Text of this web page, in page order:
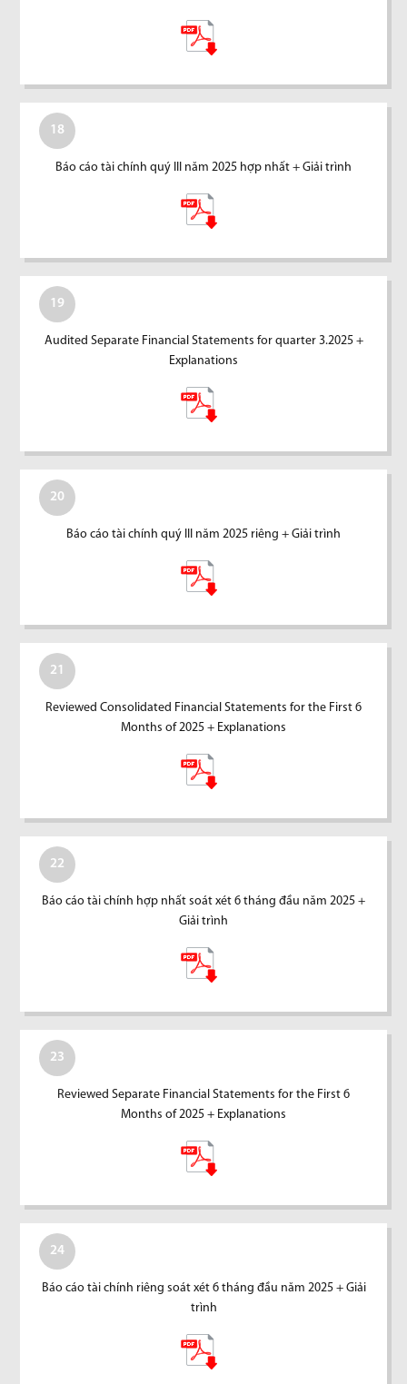
18
Báo cáo tài chính quý III năm 2025 hợp nhất + Giải trình
19
Audited Separate Financial Statements for quarter 3.2025 +
Explanations
20
Báo cáo tài chính quý III năm 2025 riêng + Giải trình
21
Reviewed Consolidated Financial Statements for the First 6
Months of 2025 + Explanations
22
Báo cáo tài chính hợp nhất soát xét 6 tháng đầu năm 2025 +
Giải trình
23
Reviewed Separate Financial Statements for the First 6
Months of 2025 + Explanations
24
Báo cáo tài chính riêng soát xét 6 tháng đầu năm 2025 + Giải
trình